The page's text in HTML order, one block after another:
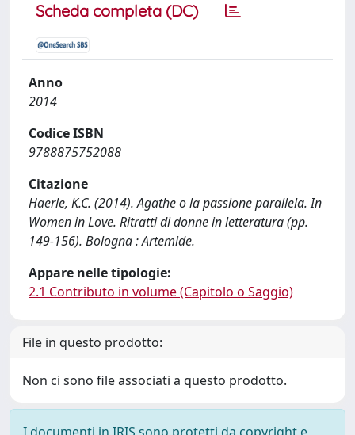
Scheda completa (DC)
Anno
2014
Codice ISBN
9788875752088
Citazione
Haerle, K.C. (2014). Agathe o la passione parallela. In
Women in Love. Ritratti di donne in letteratura (pp.
149-156). Bologna : Artemide.
Appare nelle tipologie:
2.1 Contributo in volume (Capitolo o Saggio)
File in questo prodotto:
Non ci sono file associati a questo prodotto.